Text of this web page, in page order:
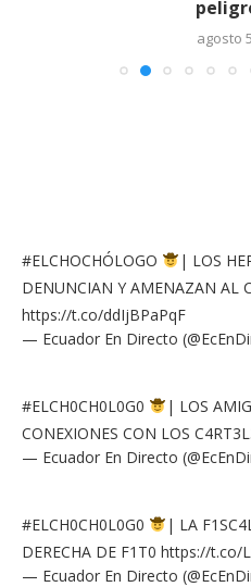
agosto
#ELCHOCHÓLOGO
| LOS
DENUNCIAN Y AMENAZAN AL
https://t.co/ddIjBPaPqF
— Ecuador En Directo
#ELCH0CH0L0G0
| LOS
CONEXIONES CON LOS
— Ecuador En Directo
#ELCH0CH0L0G0
| LA
DERECHA DE F1T0 https://t.co/
— Ecuador En Directo